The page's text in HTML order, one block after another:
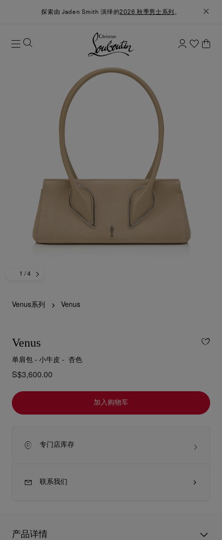
探索由 Jaden Smith 演绎的2026 秋季男士系列 。
1 / 4
Venus系列 Venus
Venus
单肩包 - 小牛皮 - 杏色
S$3,600.00
加入购物车
专门店库存
联系我们
产品详情